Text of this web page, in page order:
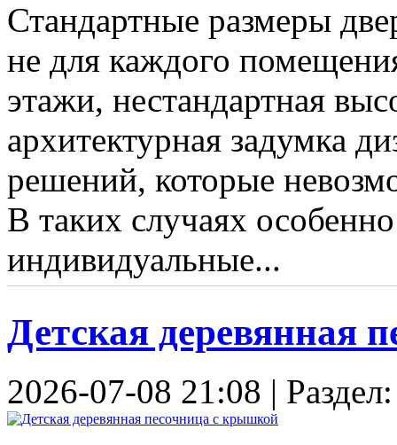
Стандартные размеры
не для каждого
этажи, нестандартная
архитектурная задумка
решений, которые
В таких случаях
индивидуальные...
Детская деревянная
2026-07-08 21:08 |